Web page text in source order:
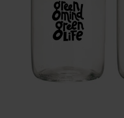
Outdoor & Vrije Tijd
Auto & Veiligheid
Paraplu's